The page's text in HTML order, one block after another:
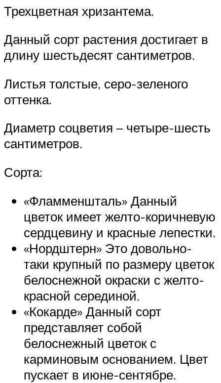
Трехцветная хризантема.
Данный сорт растения достигает в
длину шестьдесят сантиметров.
Листья толстые, серо-зеленого
оттенка.
Диаметр соцветия – четыре-шесть
сантиметров.
Сорта:
«Фламменшталь» Данный
цветок имеет желто-коричневую
сердцевину и красные лепестки.
«Нордштерн» Это довольно-
таки крупный по размеру цветок
белоснежной окраски с желто-
красной серединой.
«Кокарде» Данный сорт
представляет собой
белоснежный цветок с
карминовым основанием. Цвет
пускает в июне-сентябре.